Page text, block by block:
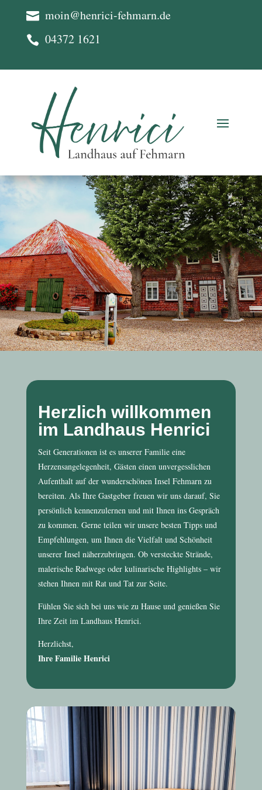
 moin@henrici-fehmarn.de
 04372 1621
Herzlich willkommen
im Landhaus Henrici
Seit Generationen ist es unserer Familie eine
Herzensangelegenheit, Gästen einen unvergesslichen
Aufenthalt auf der wunderschönen Insel Fehmarn zu
bereiten. Als Ihre Gastgeber freuen wir uns darauf, Sie
persönlich kennenzulernen und mit Ihnen ins Gespräch
zu kommen. Gerne teilen wir unsere besten Tipps und
Empfehlungen, um Ihnen die Vielfalt und Schönheit
unserer Insel näherzubringen. Ob versteckte Strände,
malerische Radwege oder kulinarische Highlights – wir
stehen Ihnen mit Rat und Tat zur Seite.
Fühlen Sie sich bei uns wie zu Hause und genießen Sie
Ihre Zeit im Landhaus Henrici.
Herzlichst,
Ihre Familie Henrici